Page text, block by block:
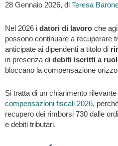
28 Gennaio 2026, di Teresa
Nel 2026 i datori di lavoro che
possono continuare a recuperare
anticipate ai dipendenti a titolo di
in presenza di debiti iscritti a
bloccano la compensazione
Si tratta di un chiarimento
compensazioni fiscali 2026,
recupero dei rimborsi 730 dalle
e debiti tributari.